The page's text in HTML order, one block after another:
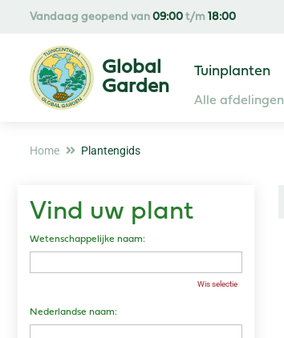
Home Plantengids
Vandaag geopend van 09:00 t/m 18:00
Tuinplanten
Alle afdelingen
Vind uw plant
Wetenschappelijke naam:
Wis selectie
Nederlandse naam: